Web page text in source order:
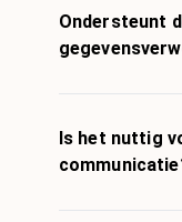
Ondersteunt
Is het nuttig